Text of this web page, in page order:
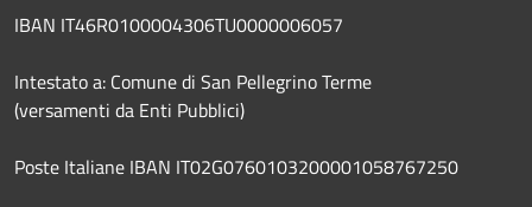
IBAN IT46R0100004306TU0000006057
Intestato a: Comune di San Pellegrino Terme
(versamenti da Enti Pubblici)
Poste Italiane IBAN IT02G0760103200001058767250